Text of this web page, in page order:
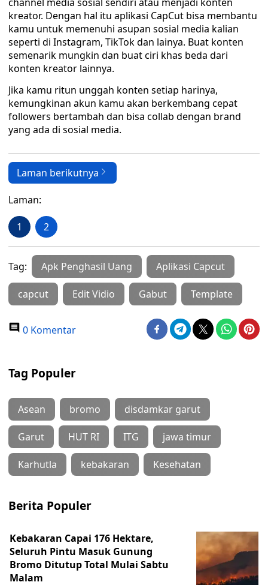
kreator. Dengan hal itu aplikasi CapCut bisa membantu
kamu untuk memenuhi asupan sosial media kalian
seperti di Instagram, TikTok dan lainya. Buat konten
semenarik mungkin dan buat ciri khas beda dari
konten kreator lainnya.
Jika kamu ritun unggah konten setiap harinya,
kemungkinan akun kamu akan berkembang cepat
followers bertambah dan bisa collab dengan brand
yang ada di sosial media.
Laman berikutnya
Laman:
1 2
Tag: Apk Penghasil Uang Aplikasi Capcut
capcut Edit Vidio Gabut Template
0 Komentar
Tag Populer
Asean bromo disdamkar garut
Garut HUT RI ITG jawa timur
Karhutla kebakaran Kesehatan
Berita Populer
Kebakaran Capai 176 Hektare,
Seluruh Pintu Masuk Gunung
Bromo Ditutup Total Mulai Sabtu
Malam